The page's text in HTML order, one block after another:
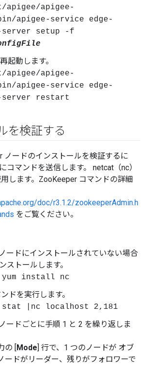
apigee-
apigee-service edge-
server setup -f
起動します。
apigee-
apigee-service edge-
server restart
を検証する
ノードのインストールを検証するに
コマンドを送信します。 netcat（nc）
します。ZooKeeper コマンドの詳細
doc/r3.1.2/zookeeperAdmin.h
をご覧ください。
ードにインストールされていない場合
ストールします。
yum install nc
ドを実行します。
stat |nc localhost 2,181
ードごとに手順 1 と 2 を繰り返しま
の [Mode] 行で、1 つのノードが オブ
ードがリーダー、残りがフォロワーで